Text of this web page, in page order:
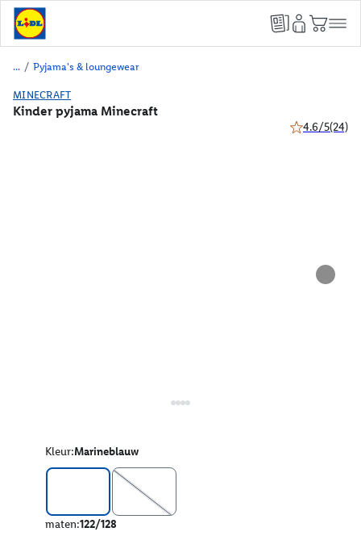
/ Pyjama's & loungewear
MINECRAFT
Kinder pyjama Minecraft
4.6/5(24)
Kleur:Marineblauw
maten:122/128